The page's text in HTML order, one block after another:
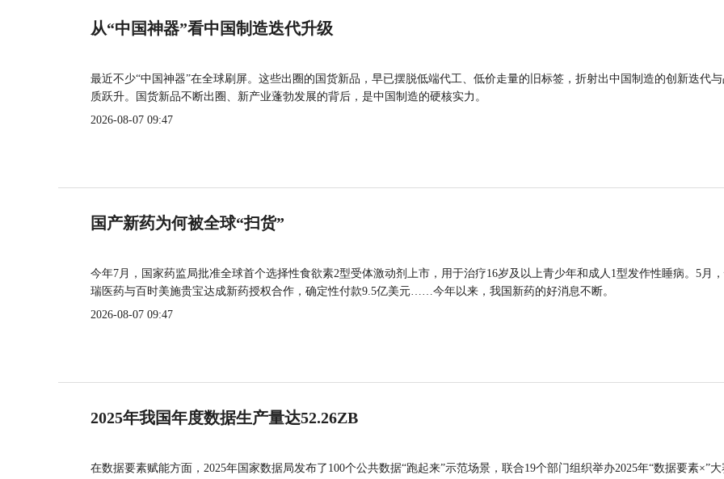
从“中国神器”看中国制造迭代升级
最近不少“中国神器”在全球刷屏。这些出圈的国货新品，早已摆脱低端代工、低价走量的旧标签，折射出中国制造的创新迭代
质跃升。国货新品不断出圈、新产业蓬勃发展的背后，是中国制造的硬核实力。
2026-08-07 09:47
国产新药为何被全球“扫货”
今年7月，国家药监局批准全球首个选择性食欲素2型受体激动剂上市，用于治疗16岁及以上青少年和成人1型发作性睡病。5月
瑞医药与百时美施贵宝达成新药授权合作，确定性付款9.5亿美元……今年以来，我国新药的好消息不断。
2026-08-07 09:47
2025年我国年度数据生产量达52.26ZB
在数据要素赋能方面，2025年国家数据局发布了100个公共数据“跑起来”示范场景，联合19个部门组织举办2025年“数据要素×”大